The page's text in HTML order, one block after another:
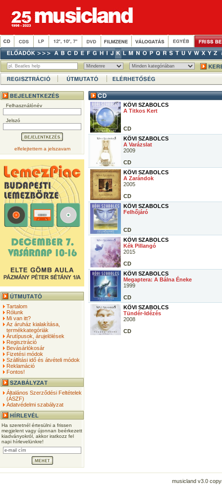
Felhasználónév
Jelszó
elfelejtettem a jelszavam
Tartalom
Rólunk
Mi van itt?
Az áruház kialakítása,
termékkategóriák
Árutípusok, árujelölések
Regisztráció
Bevásárlókosár
Fizetési módok
Szállítási idő és átvételi módok
Reklamáció
Fontos!
Általános Szerződési Feltételek
(ÁSZF)
Adatvédelmi szabályzat
Ha szeretnél értesülni a frissen
megjelent vagy újonnan beérkezett
kiadványokról, akkor iratkozz fel
napi hírlevelünkre!
KÖVI SZABOLCS
A Titkos Kert
CD
KÖVI SZABOLCS
A Varázslat
2009
CD
KÖVI SZABOLCS
A Zarándok
2005
CD
KÖVI SZABOLCS
Felhőjáró
CD
KÖVI SZABOLCS
Kék Pillangó
2015
CD
KÖVI SZABOLCS
Megaptera: A Bálna Éneke
1999
CD
KÖVI SZABOLCS
Tündér-Idézés
2008
CD
musicland v3.0